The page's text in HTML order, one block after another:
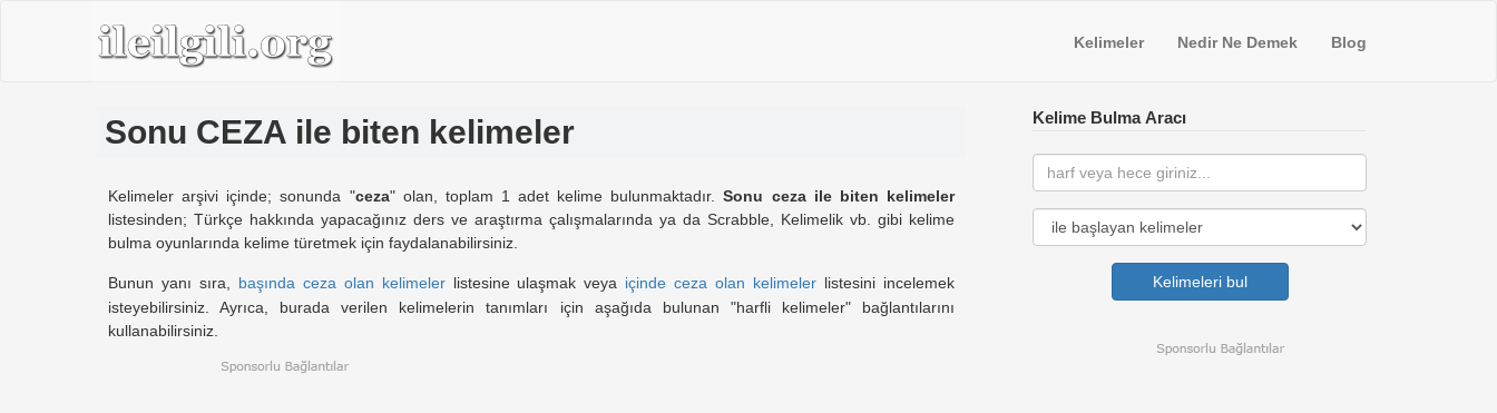
Kelimeler Nedir Ne Demek Blog
Sonu CEZA ile biten kelimeler
Kelimeler arşivi içinde; sonunda "ceza" olan, toplam 1 adet kelime bulunmaktadır.Sonu ceza ile biten kelimeler
listesinden; Türkçe hakkında yapacağınız ders ve araştırma çalışmalarında ya da Scrabble, Kelimelik vb. gibi kelime
bulma oyunlarında kelime türetmek için faydalanabilirsiniz.
Bunun yanı sıra, başında ceza olan kelimelerlistesine ulaşmak veya içinde ceza olan kelimeler listesini incelemek
isteyebilirsiniz. Ayrıca, burada verilen kelimelerin tanımları için aşağıda bulunan "harfli kelimeler" bağlantılarını
kullanabilirsiniz.
Kelime Bulma Aracı